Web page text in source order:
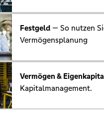
Festgeld — So nutzen
Vermögensplanung
Vermögen &
Kapitalmanagement.